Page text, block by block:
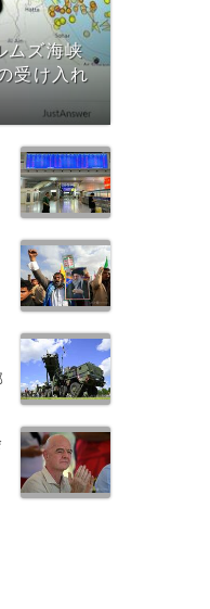
ムズ海峡
受け入れ